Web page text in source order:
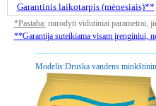
Garantinis laikotarpis (mėnesiais)**
*Pastaba:nurodyti vidutiniai parametrai,
**Garantija suteikiama visam įrenginiui,
Modelis:Druska vandens